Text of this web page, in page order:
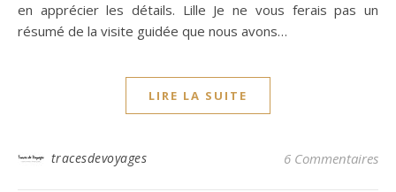
en apprécier les détails. Lille Je ne vous ferais pas un
résumé de la visite guidée que nous avons…
LIRE LA SUITE
tracesdevoyages 6 Commentaires